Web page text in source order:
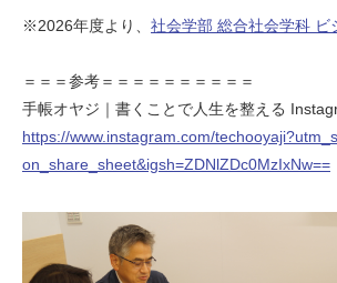
※2026年度より、 社会学部 総合社会学科 ビ
＝＝＝参考＝＝＝＝＝＝＝＝＝＝
手帳オヤジ｜書くことで人生を整える
https://www.instagram.com/
on_share_sheet&igsh=ZDNlZDc0MzIxNw==